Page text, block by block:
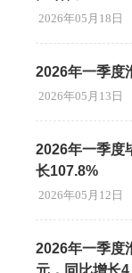
2026年05月18日
2026年一季度
2026年05月13日
2026年一季度
长107.8%
2026年05月12日
2026年一季度
元，同比增长